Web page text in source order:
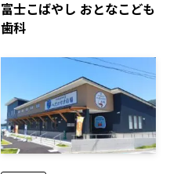
富士こばやし おとなこども
歯科